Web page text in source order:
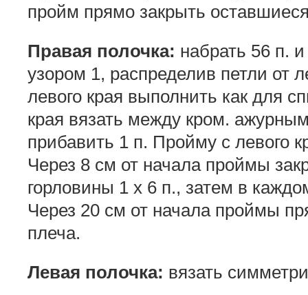
пройм прямо закрыть
Правая полочка: набрать 56 п.
узором 1, распределив петли от
левого края выполнить как для
края вязать между кром.
прибавить 1 п. Пройму с левого
Через 8 см от начала проймы
горловины 1 х 6 п., затем в
Через 20 см от начала проймы
плеча.
Левая полочка: вязать